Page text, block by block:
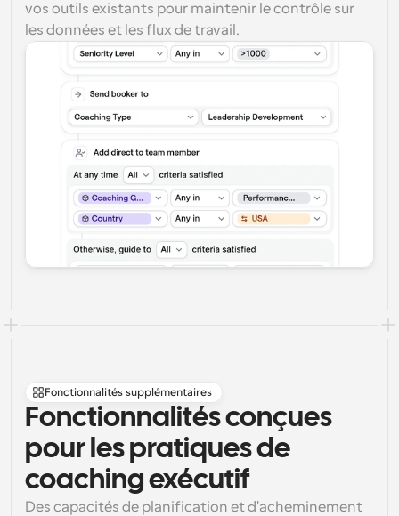
vos outils existants pour maintenir le contrôle sur
les données et les flux de travail.
Fonctionnalités supplémentaires
Fonctionnalités conçues
pour les pratiques de
coaching exécutif
Des capacités de planification et d'acheminement